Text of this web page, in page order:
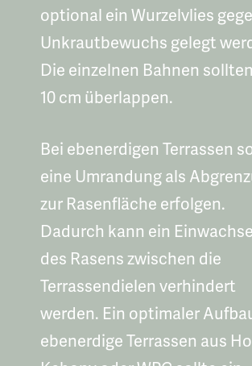
optional ein Wurzelvlies
Unkrautbewuchs gelegt
Die einzelnen Bahnen
10 cm überlappen.
Bei ebenerdigen Terrassen
eine Umrandung als
zur Rasenfläche erfolgen.
Dadurch kann ein
des Rasens zwischen die
Terrassendielen verhindert
werden. Ein optimaler
ebenerdige Terrassen aus